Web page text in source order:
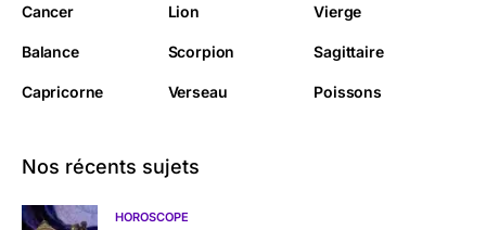
Cancer Lion Vierge
Balance Scorpion Sagittaire
Capricorne Verseau Poissons
Nos récents sujets
HOROSCOPE